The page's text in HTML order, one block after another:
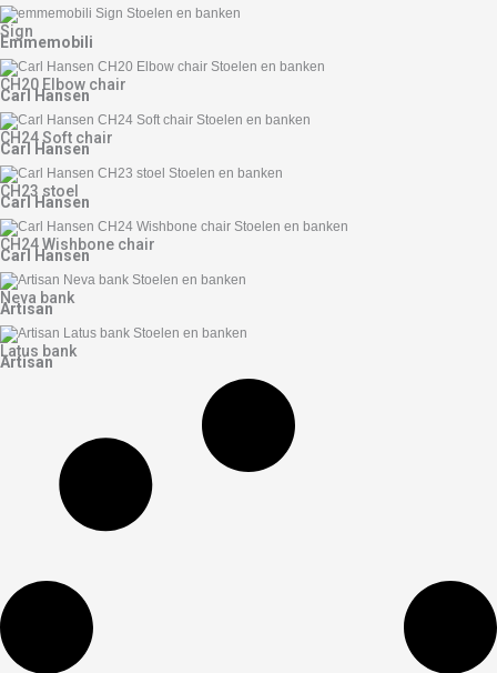
Sign
Emmemobili
CH20 Elbow chair
Carl Hansen
CH24 Soft chair
Carl Hansen
CH23 stoel
Carl Hansen
CH24 Wishbone chair
Carl Hansen
Neva bank
Artisan
Latus bank
Artisan